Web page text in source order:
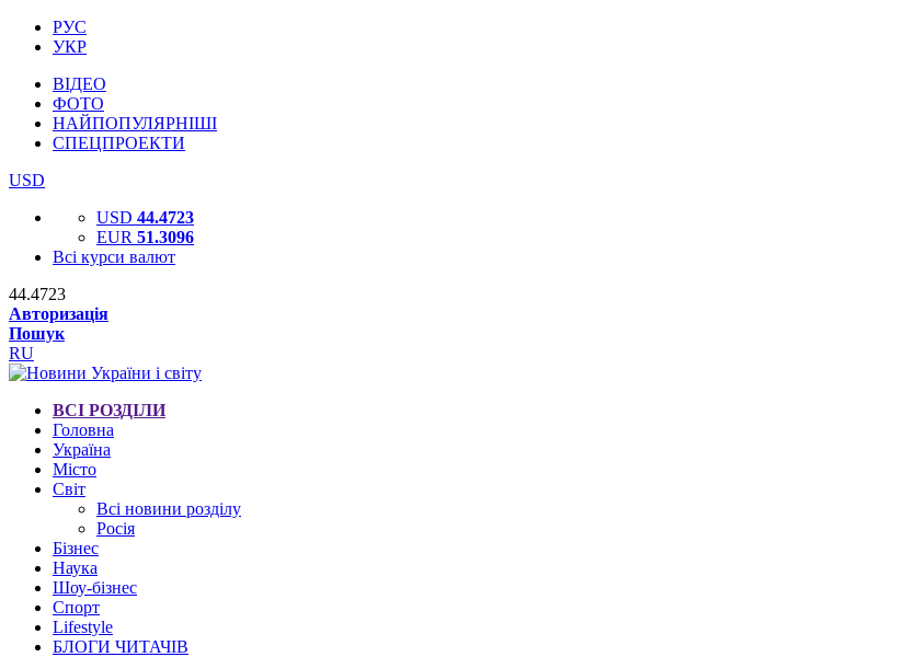
РУС
УКР
ВІДЕО
ФОТО
НАЙПОПУЛЯРНІШІ
СПЕЦПРОЕКТИ
USD
USD 44.4723
EUR 51.3096
Всі курси валют
44.4723
Авторизація
Пошук
RU
ВСІ РОЗДІЛИ
Головна
Україна
Місто
Світ
Всі новини розділу
Росія
Бізнес
Наука
Шоу-бізнес
Спорт
Lifestyle
БЛОГИ ЧИТАЧІВ